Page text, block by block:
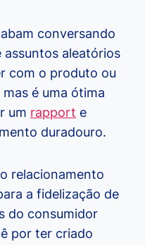
conversando
aleatórios
com o produto ou
é uma ótima
um rapport e
duradouro.
relacionamento
a fidelização de
do consumidor
por ter criado